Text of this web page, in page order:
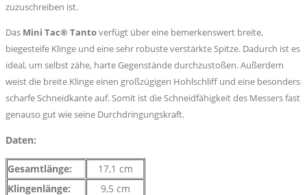
zuzuschreiben ist.
Das Mini Tac® Tantoverfügt über eine bemerkenswert breite,
biegesteife Klinge und eine sehr robuste verstärkte Spitze. Dadurch ist es
ideal, um selbst zähe, harte Gegenstände durchzustoßen. Außerdem
weist die breite Klinge einen großzügigen Hohlschliff und eine besonders
scharfe Schneidkante auf. Somit ist die Schneidfähigkeit des Messers fast
genauso gut wie seine Durchdringungskraft.
Daten:
Gesamtlänge:
17,1 cm
Klingenlänge:
9,5 cm